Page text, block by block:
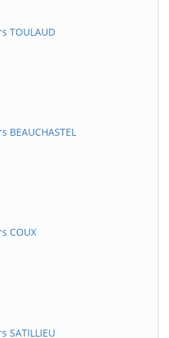
TOULAUD
COUX
SATILLIEU